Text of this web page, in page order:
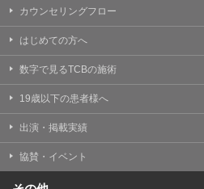
カウンセリングフロー
はじめての方へ
数字で見るTCBの施術
19歳以下の患者様へ
出演・掲載実績
協賛・イベント